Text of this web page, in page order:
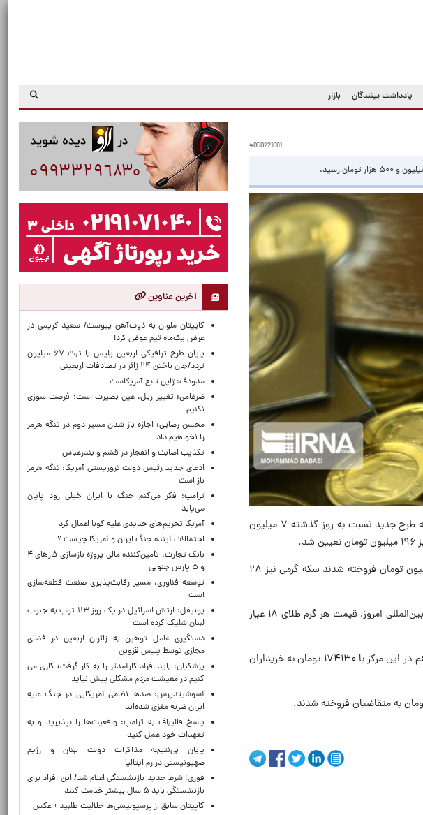
یادداشت بینندگان بازار
4050221081
به گزارش ایرنا، در پایان معاملات امروز - دوشنبه ۲۱ اردیبهشت - بازار تهران قیمت هر قطعه سکه طرح جدید نسبت به روز گذشته ۷ میلیون
نیم‌سکه و ربع‌سکه هم روند افزایشی داشتند و به ترتیب ۱۰۱ میلیون و ۵۰۰ هزار تومان و ۵۶ میلیون تومان فروخته شدند سکه گرمی نیز ۲۸
با توجه به افزایش ۶ دلار و ۶۹ سنتی او نس جهانی طلا و رسیدن به رقم ۴۷۲۲ دلار در معاملات بین‌المللی امروز، قیمت هر گرم طلای ۱۸ عیار
نرخ حواله دلار هم در مرکز مبادله ارز و طلای ایران ۱۴۷ هزار و ۷۱۶ تومان تعیین شد؛ حواله یورو هم در این مرکز با ۱۷۴۱۳۰ تومان به خریداران
آخرین عناوین
کاپیتان ملوان به ذوب‌آهن پیوست/ سعید کریمی در
عرض یک‌ماه تیم عوض کرد!
پایان طرح ترافیکی اربعین پلیس با ثبت ۶۷ میلیون
تردد/جان باختن ۲۴ زائر در تصادفات اربعینی
مدودف: ژاپن تابع آمریکاست
ضرغامی: تغییر ریل، عین بصیرت است؛ فرصت سوزی
نکنیم
محسن رضایی: اجازه باز شدن مسیر دوم در تنگه هرمز
را نخواهیم داد
تکذیب اصابت و انفجار در قشم و بندرعباس
ادعای جدید رئیس دولت تروریستی آمریکا: تنگه هرمز
باز است
ترامپ: فکر می‌کنم جنگ با ایران خیلی زود پایان
می‌یابد
آمریکا تحریم‌های جدیدی علیه کوبا اعمال کرد
احتمالات آینده جنگ ایران و آمریکا چیست ؟
بانک تجارت، تأمین‌کننده مالی پروژه بازسازی فازهای ۴
و ۵ پارس جنوبی
توسعه فناوری، مسیر رقابت‌پذیری صنعت قطعه‌سازی
است
یونیفل: ارتش اسرائیل در یک روز ۱۱۳ توپ به جنوب
لبنان شلیک کرده است
دستگیری عامل توهین به زائران اربعین در فضای
مجازی توسط پلیس قزوین
پزشکیان: باید افراد کارآمدتر را به کار گرفت/ کاری می
کنیم در معیشت مردم مشکلی پیش نیاید
آسوشیتدپرس: صدها نظامی آمریکایی در جنگ علیه
ایران ضربه مغزی شده‌اند
پاسخ قالیباف به ترامپ: واقعیت‌ها را بپذیرید و به
تعهدات خود عمل کنید
پایان بی‌نتیجه مذاکرات دولت لبنان و رژیم
صهیونیستی در رم ایتالیا
فوری؛ شرط جدید بازنشستگی اعلام شد/ این افراد برای
بازنشستگی باید ۵ سال بیشتر خدمت کنند
کاپیتان سابق از پرسپولیسی‌ها حلالیت طلبید + عکس